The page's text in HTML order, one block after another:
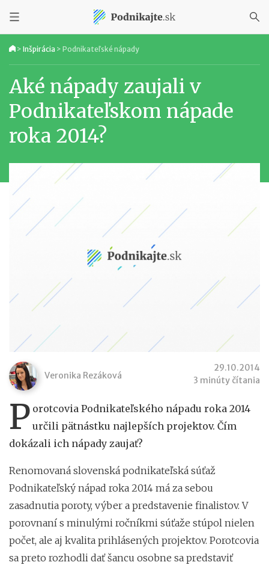
> Inšpirácia > Podnikateľské nápady
Aké nápady zaujali v
Podnikateľskom nápade
roka 2014?
Veronika Rezáková
29.10.2014
3 minúty čítania
P orotcovia Podnikateľského nápadu roka 2014
určili pätnástku najlepších projektov. Čím
dokázali ich nápady zaujať?
Renomovaná slovenská podnikateľská súťaž
Podnikateľský nápad roka 2014 má za sebou
zasadnutia poroty, výber a predstavenie finalistov. V
porovnaní s minulými ročníkmi súťaže stúpol nielen
počet, ale aj kvalita prihlásených projektov. Porotcovia
sa preto rozhodli dať šancu osobne sa predstaviť